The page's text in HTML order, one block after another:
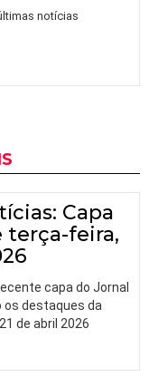
notícias
Capa
terça-feira,
capa do Jornal
os destaques da
de abril 2026